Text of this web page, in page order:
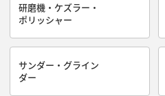
研磨機・ケズラー・
ポリッシャー
サンダー・グライン
ダー